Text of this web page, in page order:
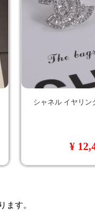
シャネル イヤリン
¥
ます。